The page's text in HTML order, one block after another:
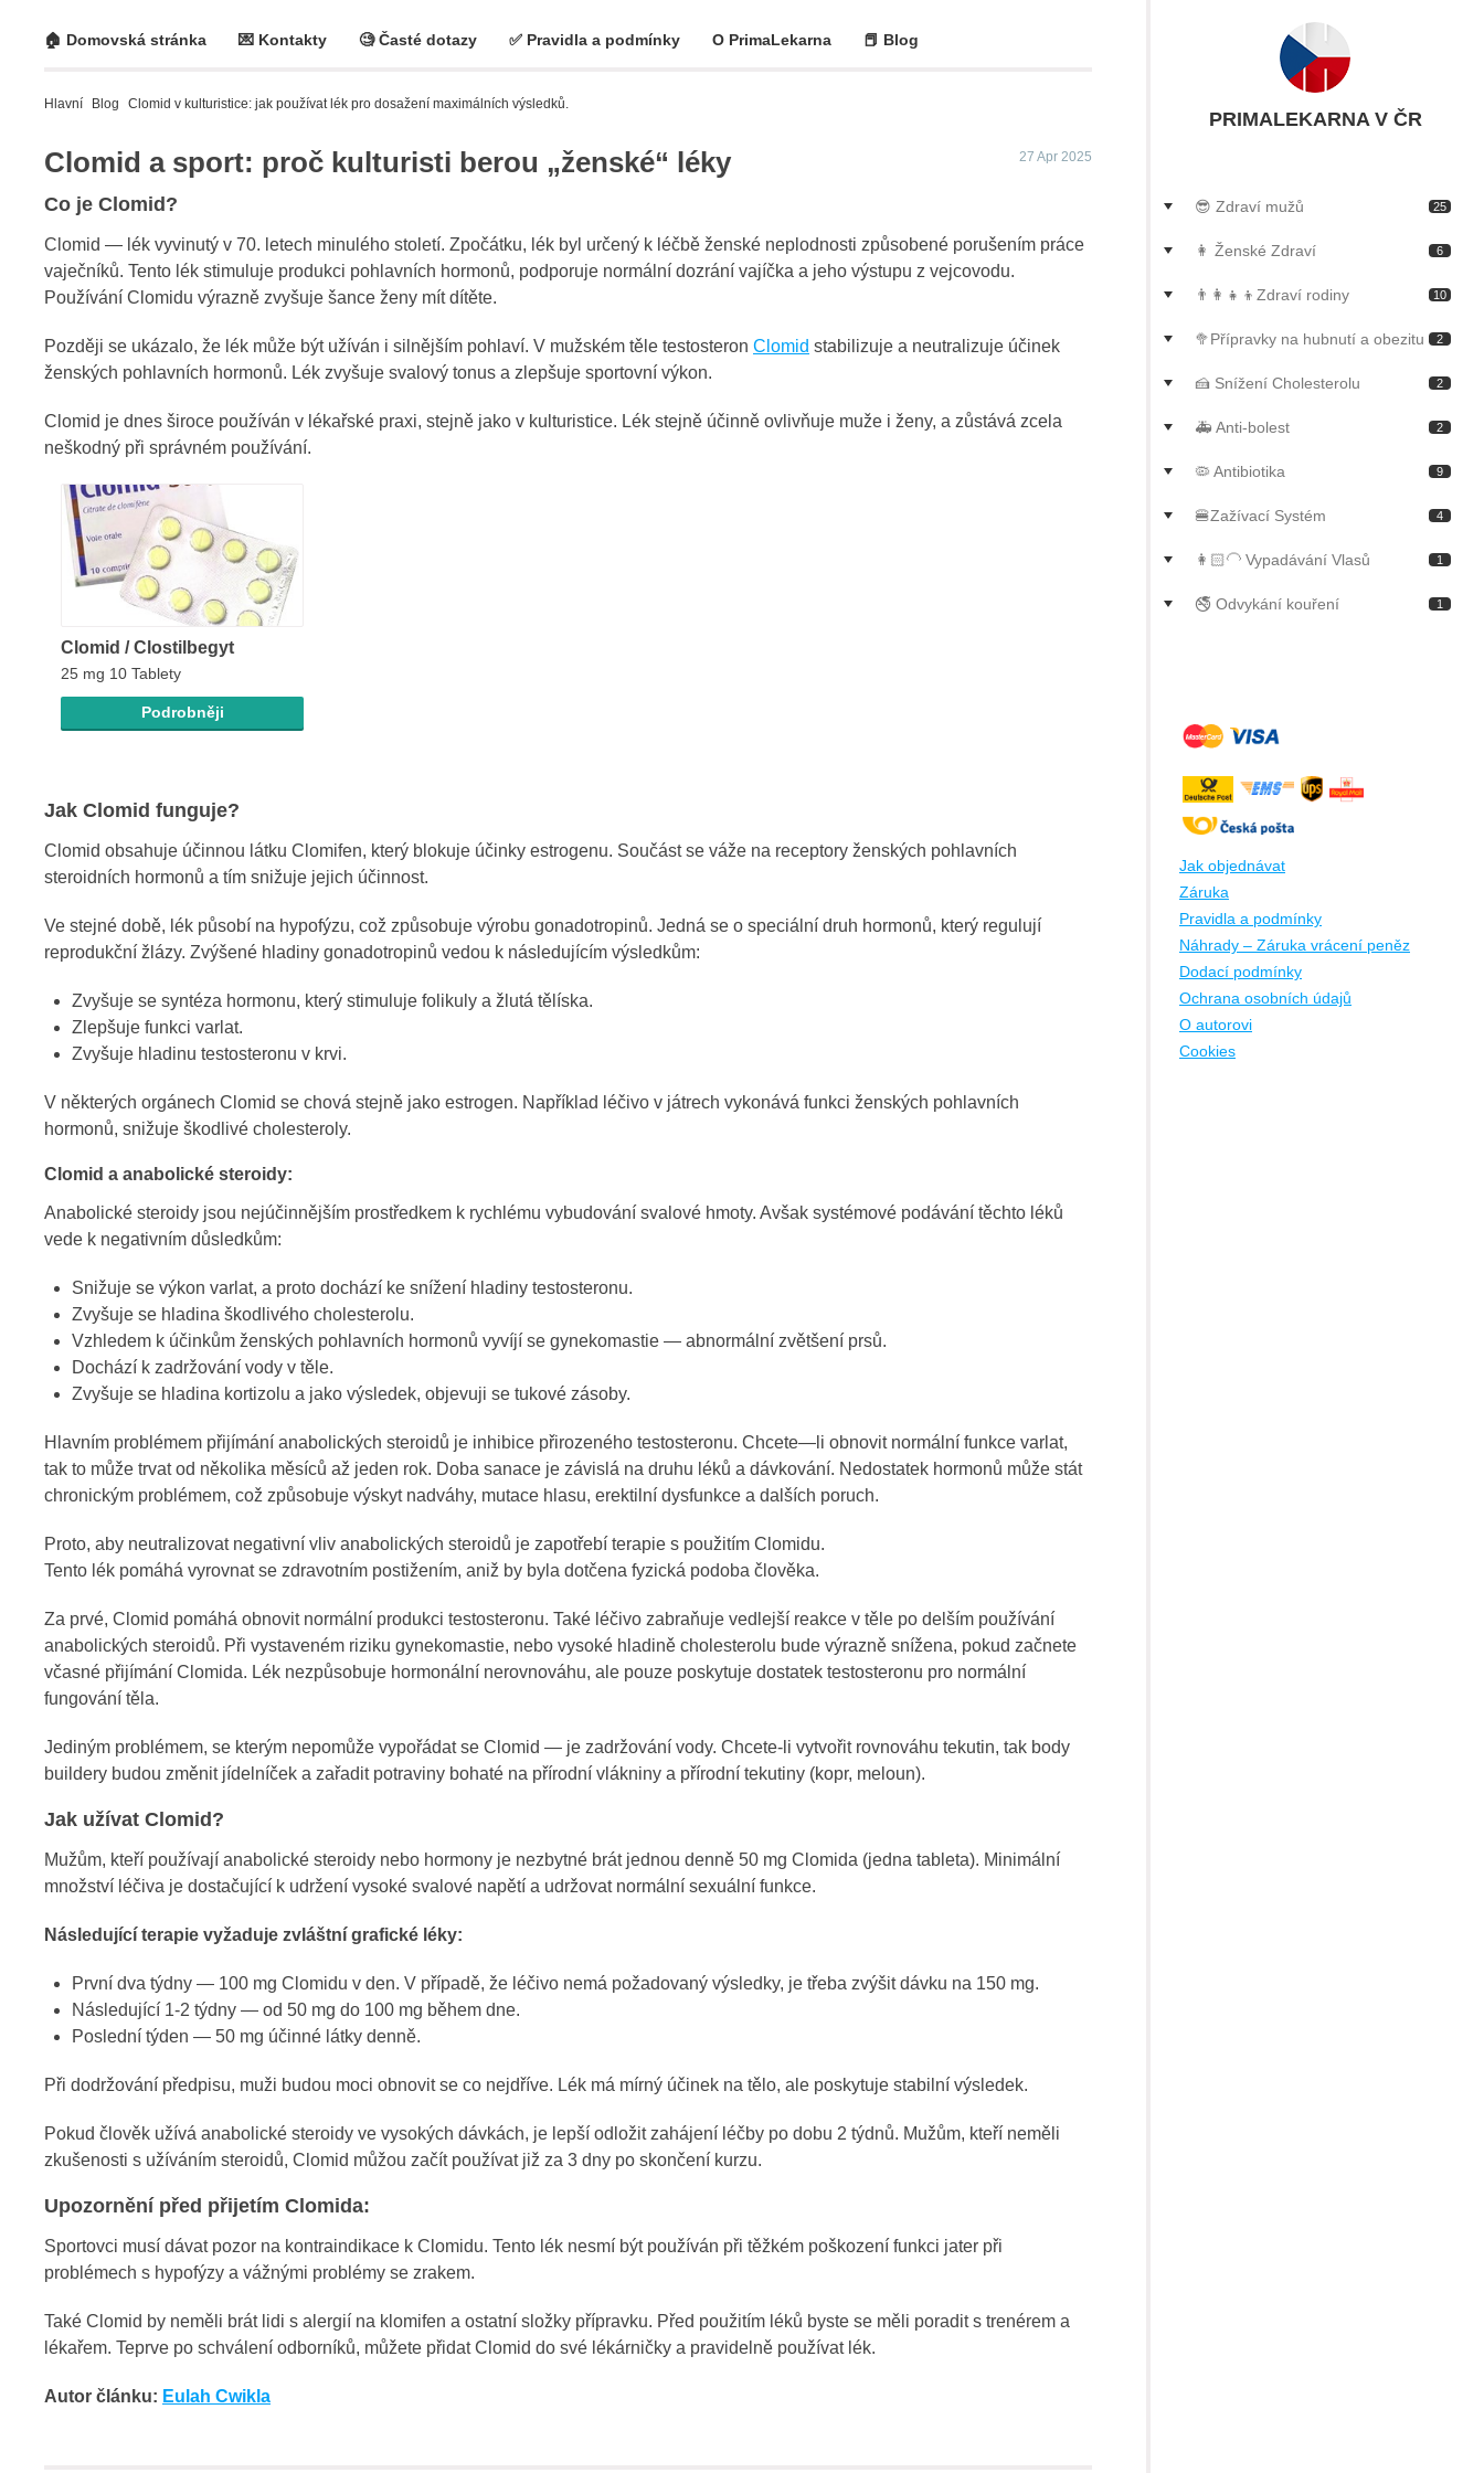
🏠 Domovská stránka 💌 Kontakty 🧐 Časté dotazy ✅ Pravidla a podmínky O PrimaLekarna 📕 Blog
Hlavní Blog Clomid v kulturistice: jak používat lék pro dosažení maximálních výsledků.
27 Apr 2025
Clomid a sport: proč kulturisti berou „ženské“ léky
Co je Clomid?
Clomid — lék vyvinutý v 70. letech minulého století. Zpočátku, lék byl určený k léčbě ženské neplodnosti způsobené porušením práce
vaječníků. Tento lék stimuluje produkci pohlavních hormonů, podporuje normální dozrání vajíčka a jeho výstupu z vejcovodu.
Používání Clomidu výrazně zvyšuje šance ženy mít dítěte.
Později se ukázalo, že lék může být užíván i silnějším pohlaví. V mužském těle testosteron Clomid stabilizuje a neutralizuje účinek
ženských pohlavních hormonů. Lék zvyšuje svalový tonus a zlepšuje sportovní výkon.
Clomid je dnes široce používán v lékařské praxi, stejně jako v kulturistice. Lék stejně účinně ovlivňuje muže i ženy, a zůstává zcela
neškodný při správném používání.
Clomid / Clostilbegyt
25 mg 10 Tablety
Podrobněji
Jak Clomid funguje?
Clomid obsahuje účinnou látku Clomifen, který blokuje účinky estrogenu. Součást se váže na receptory ženských pohlavních
steroidních hormonů a tím snižuje jejich účinnost.
Ve stejné době, lék působí na hypofýzu, což způsobuje výrobu gonadotropinů. Jedná se o speciální druh hormonů, který regulují
reprodukční žlázy. Zvýšené hladiny gonadotropinů vedou k následujícím výsledkům:
Zvyšuje se syntéza hormonu, který stimuluje folikuly a žlutá tělíska.
Zlepšuje funkci varlat.
Zvyšuje hladinu testosteronu v krvi.
V některých orgánech Clomid se chová stejně jako estrogen. Například léčivo v játrech vykonává funkci ženských pohlavních
hormonů, snižuje škodlivé cholesteroly.
Clomid a anabolické steroidy:
Anabolické steroidy jsou nejúčinnějším prostředkem k rychlému vybudování svalové hmoty. Avšak systémové podávání těchto léků
vede k negativním důsledkům:
Snižuje se výkon varlat, a proto dochází ke snížení hladiny testosteronu.
Zvyšuje se hladina škodlivého cholesterolu.
Vzhledem k účinkům ženských pohlavních hormonů vyvíjí se gynekomastie — abnormální zvětšení prsů.
Dochází k zadržování vody v těle.
Zvyšuje se hladina kortizolu a jako výsledek, objevuji se tukové zásoby.
Hlavním problémem přijímání anabolických steroidů je inhibice přirozeného testosteronu. Chcete—li obnovit normální funkce varlat,
tak to může trvat od několika měsíců až jeden rok. Doba sanace je závislá na druhu léků a dávkování. Nedostatek hormonů může stát
chronickým problémem, což způsobuje výskyt nadváhy, mutace hlasu, erektilní dysfunkce a dalších poruch.
Proto, aby neutralizovat negativní vliv anabolických steroidů je zapotřebí terapie s použitím Clomidu.
Tento lék pomáhá vyrovnat se zdravotním postižením, aniž by byla dotčena fyzická podoba člověka.
Za prvé, Clomid pomáhá obnovit normální produkci testosteronu. Také léčivo zabraňuje vedlejší reakce v těle po delším používání
anabolických steroidů. Při vystaveném riziku gynekomastie, nebo vysoké hladině cholesterolu bude výrazně snížena, pokud začnete
včasné přijímání Clomida. Lék nezpůsobuje hormonální nerovnováhu, ale pouze poskytuje dostatek testosteronu pro normální
fungování těla.
Jediným problémem, se kterým nepomůže vypořádat se Clomid — je zadržování vody. Chcete-li vytvořit rovnováhu tekutin, tak body
buildery budou změnit jídelníček a zařadit potraviny bohaté na přírodní vlákniny a přírodní tekutiny (kopr, meloun).
Jak užívat Clomid?
Mužům, kteří používají anabolické steroidy nebo hormony je nezbytné brát jednou denně 50 mg Clomida (jedna tableta). Minimální
množství léčiva je dostačující k udržení vysoké svalové napětí a udržovat normální sexuální funkce.
Následující terapie vyžaduje zvláštní grafické léky:
První dva týdny — 100 mg Clomidu v den. V případě, že léčivo nemá požadovaný výsledky, je třeba zvýšit dávku na 150 mg.
Následující 1-2 týdny — od 50 mg do 100 mg během dne.
Poslední týden — 50 mg účinné látky denně.
Při dodržování předpisu, muži budou moci obnovit se co nejdříve. Lék má mírný účinek na tělo, ale poskytuje stabilní výsledek.
Pokud člověk užívá anabolické steroidy ve vysokých dávkách, je lepší odložit zahájení léčby po dobu 2 týdnů. Mužům, kteří neměli
zkušenosti s užíváním steroidů, Clomid můžou začít používat již za 3 dny po skončení kurzu.
Upozornění před přijetím Clomida:
Sportovci musí dávat pozor na kontraindikace k Clomidu. Tento lék nesmí být používán při těžkém poškození funkci jater při
problémech s hypofýzy a vážnými problémy se zrakem.
Také Clomid by neměli brát lidi s alergií na klomifen a ostatní složky přípravku. Před použitím léků byste se měli poradit s trenérem a
lékařem. Teprve po schválení odborníků, můžete přidat Clomid do své lékárničky a pravidelně používat lék.
Autor článku: Eulah Cwikla
PRIMALEKARNA V ČR
😎 Zdraví mužů 25
👩 Ženské Zdraví 6
👨‍👩‍👧‍👦Zdraví rodiny 10
🥦Přípravky na hubnutí a obezitu 2
🍰 Snížení Cholesterolu 2
🚑 Anti-bolest 2
🦠 Antibiotika 9
🍔Zažívací Systém 4
👩🏻‍🦲 Vypadávání Vlasů 1
🚭 Odvykání kouření 1
Jak objednávat
Záruka
Pravidla a podmínky
Náhrady – Záruka vrácení peněz
Dodací podmínky
Ochrana osobních údajů
O autorovi
Cookies